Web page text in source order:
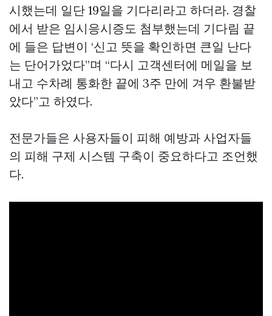
시했는데 일단 19일을 기다리라고 하더라. 경찰
에서 받은 임시응시증도 첨부했는데 기다림 끝
에 들은 답변이 ‘신고 뜻을 확인하면 큰일 난다
는 단어가었다”며 “다시 고객센터에 메일을 보
내고 수차례 통화한 끝에 3주 만에 겨우 환불받
았다”고 하였다.
전문가들은 사용자들이 피해 예방과 사업자들
의 피해 구제 시스템 구축이 중요하다고 조언했
다.